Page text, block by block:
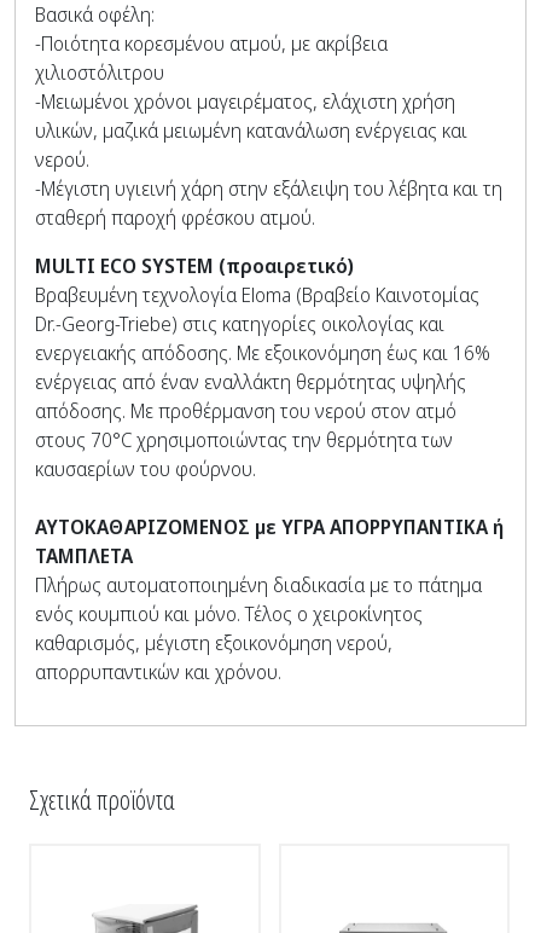
Βασικά οφέλη:
-Ποιότητα κορεσμένου ατμού, με ακρίβεια
χιλιοστόλιτρου
-Μειωμένοι χρόνοι μαγειρέματος, ελάχιστη χρήση
υλικών, μαζικά μειωμένη κατανάλωση ενέργειας και
νερού.
-Μέγιστη υγιεινή χάρη στην εξάλειψη του λέβητα και τη
σταθερή παροχή φρέσκου ατμού.
MULTI ECO SYSTEM (προαιρετικό)
Βραβευμένη τεχνολογία Eloma (Βραβείο Καινοτομίας
Dr.-Georg-Triebe) στις κατηγορίες οικολογίας και
ενεργειακής απόδοσης. Με εξοικονόμηση έως και 16%
ενέργειας από έναν εναλλάκτη θερμότητας υψηλής
απόδοσης. Με προθέρμανση του νερού στον ατμό
στους 70°C χρησιμοποιώντας την θερμότητα των
καυσαερίων του φούρνου.
ΑΥΤΟΚΑΘΑΡΙΖΟΜΕΝΟΣ με ΥΓΡΑ ΑΠΟΡΡΥΠΑΝΤΙΚΑ ή
ΤΑΜΠΛΕΤΑ
Πλήρως αυτοματοποιημένη διαδικασία με το πάτημα
ενός κουμπιού και μόνο. Τέλος ο χειροκίνητος
καθαρισμός, μέγιστη εξοικονόμηση νερού,
απορρυπαντικών και χρόνου.
Σχετικά προϊόντα